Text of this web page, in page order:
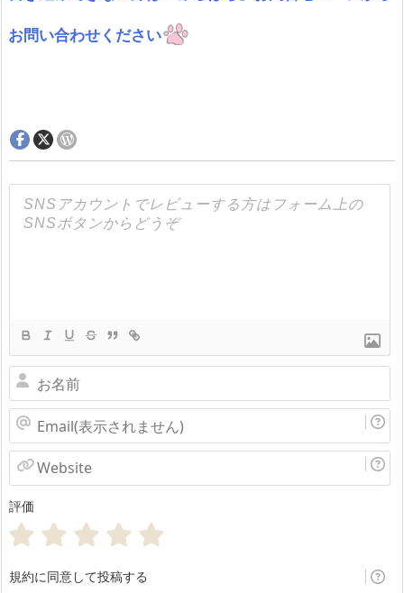
お問い合わせください
お
名
前
Email(表
示
さ
れ
ま
ん)
Website
評価
規約に同意して投稿する